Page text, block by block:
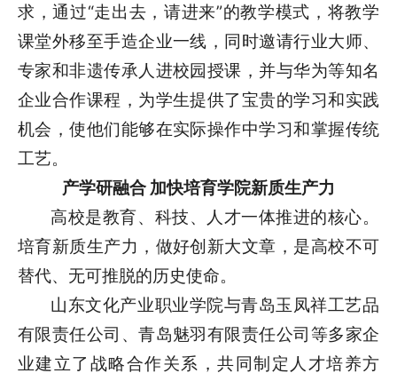
求，通过“走出去，请进来”的教学模式，将教学
课堂外移至手造企业一线，同时邀请行业大师、
专家和非遗传承人进校园授课，并与华为等知名
企业合作课程，为学生提供了宝贵的学习和实践
机会，使他们能够在实际操作中学习和掌握传统
工艺。
产学研融合 加快培育学院新质生产力
高校是教育、科技、人才一体推进的核心。
培育新质生产力，做好创新大文章，是高校不可
替代、无可推脱的历史使命。
山东文化产业职业学院与青岛玉凤祥工艺品
有限责任公司、青岛魅羽有限责任公司等多家企
业建立了战略合作关系，共同制定人才培养方